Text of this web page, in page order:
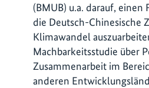
(BMUB) u.a. darauf, einen
die Deutsch-Chinesische
Klimawandel
Machbarkeitsstudie über
Zusammenarbeit im
anderen